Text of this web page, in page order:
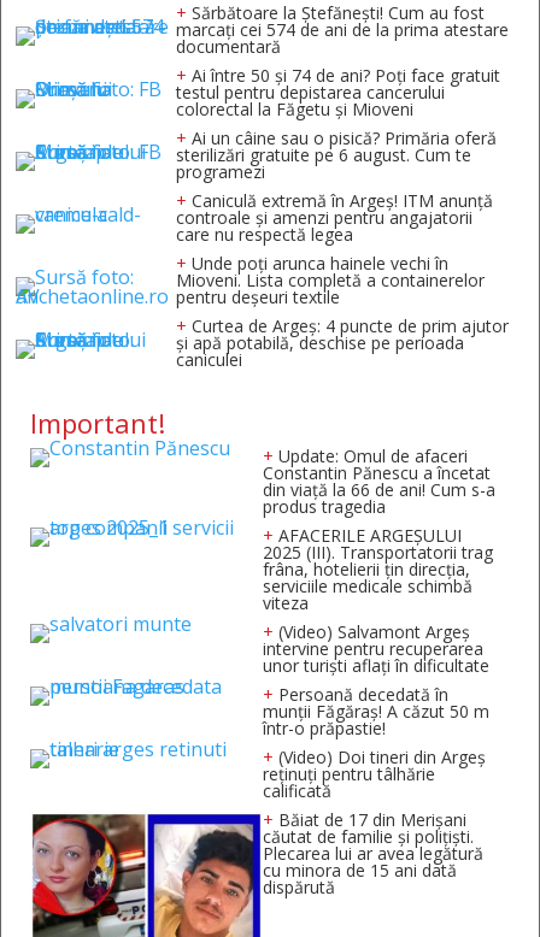
+ Sărbătoare la Ștefănești! Cum au fost
marcați cei 574 de ani de la prima atestare
documentară
+ Ai între 50 și 74 de ani? Poți face gratuit
testul pentru depistarea cancerului
colorectal la Făgetu și Mioveni
+ Ai un câine sau o pisică? Primăria oferă
sterilizări gratuite pe 6 august. Cum te
programezi
+ Caniculă extremă în Argeș! ITM anunță
controale și amenzi pentru angajatorii
care nu respectă legea
+ Unde poți arunca hainele vechi în
Mioveni. Lista completă a containerelor
pentru deșeuri textile
+ Curtea de Argeș: 4 puncte de prim ajutor
și apă potabilă, deschise pe perioada
caniculei
Important!
+ Update: Omul de afaceri
Constantin Pănescu a încetat
din viață la 66 de ani! Cum s-a
produs tragedia
+ AFACERILE ARGEȘULUI
2025 (III). Transportatorii trag
frâna, hotelierii țin direcția,
serviciile medicale schimbă
viteza
+ (Video) Salvamont Argeș
intervine pentru recuperarea
unor turişti aflaţi în dificultate
+ Persoană decedată în
munții Făgăraș! A căzut 50 m
într-o prăpastie!
+ (Video) Doi tineri din Argeș
reținuți pentru tâlhărie
calificată
+ Băiat de 17 din Merișani
căutat de familie și polițiști.
Plecarea lui ar avea legătură
cu minora de 15 ani dată
dispărută